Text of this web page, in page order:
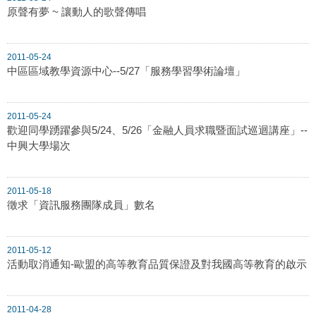
原聲有夢 ~ 讓動人的歌聲傳唱
2011-05-24
中區區域教學資源中心--5/27「服務學習學術論​壇」
2011-05-24
歡迎同學踴躍參與5/24、5/26「金融人員求職暨面試巡迴講座」--
中興大學場次
2011-05-18
徵求「資訊服務團隊成員」數名
2011-05-12
活動取消通知-歐盟的高等教育品質保證及對我國高等教育的啟示
2011-04-28